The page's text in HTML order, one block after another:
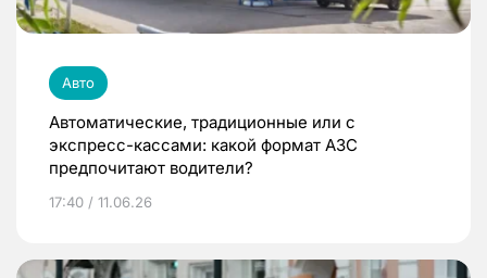
Авто
Автоматические, традиционные или с
экспресс-кассами: какой формат АЗС
предпочитают водители?
17:40 / 11.06.26